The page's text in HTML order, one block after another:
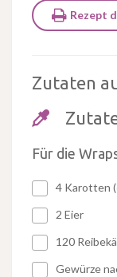
Rezept
Zutaten
Für die
4 Karotten
2 Eier
120
Gewürze